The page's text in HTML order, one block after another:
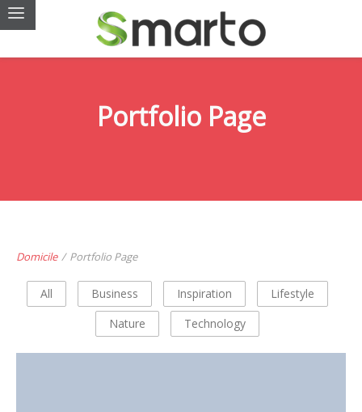
Portfolio Page
Domicile / Portfolio Page
All Business Inspiration
Lifestyle
Nature
Technology